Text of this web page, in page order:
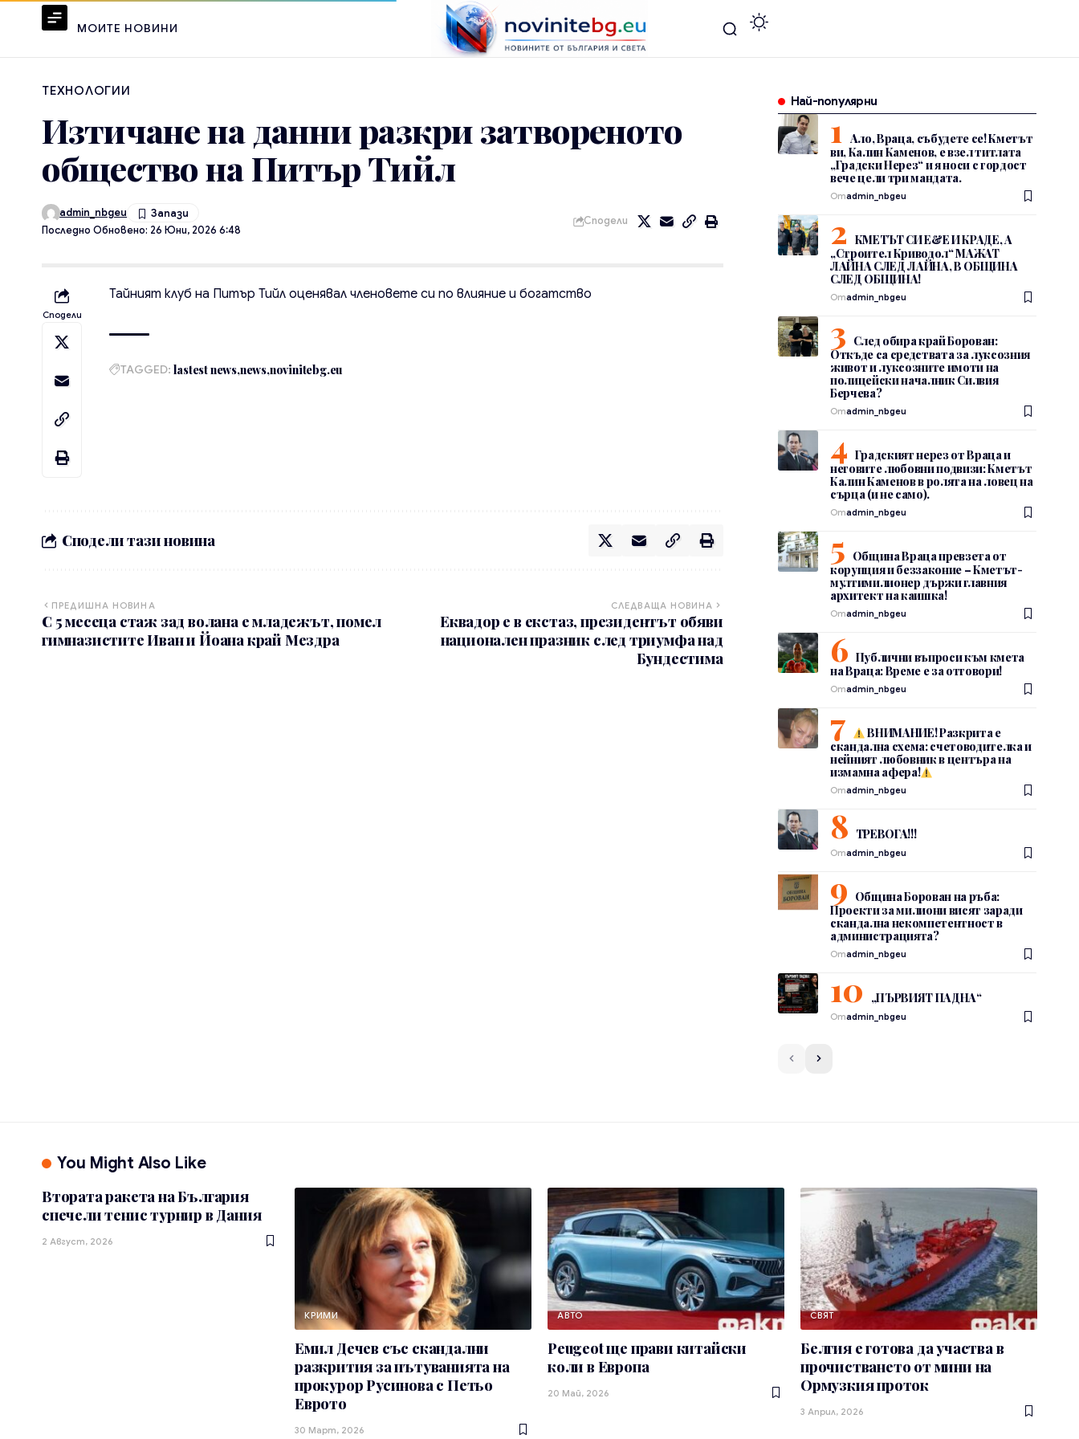
МОИТЕ НОВИНИ
ТЕХНОЛОГИИ
Изтичане на данни разкри затвореното
общество на Питър Тийл
Последно Обновено: 26 Юни, 2026 6:48
admin_nbgeu
Сподели
Сподели
Тайният клуб на Питър Тийл оценявал членовете си по влияние и богатство
TAGGED: lastest news news novinitebg.eu
Сподели тази новина
ПРЕДИШНА НОВИНА
С 5 месеца стаж зад волана е младежът, помел
гимназистите Иван и Йоана край Мездра
СЛЕДВАЩА НОВИНА
Еквадор е в екстаз, президентът обяви
национален празник след триумфа над
Бундестима
Най-популярни
Ало, Враца, събудете се! Кметът
ви, Калин Каменов, е взел титлата
„Градски Нерез“ и я носи с гордост
вече цели три мандата.
Отadmin_nbgeu
КМЕТЪТ СИ Е&Е И КРАДЕ, А
„Строител Криводол“ МАЖАТ
ЛАЙНА СЛЕД ЛАЙНА, В ОБЩИНА
СЛЕД ОБЩИНА!
Отadmin_nbgeu
След обира край Борован:
Откъде са средствата за луксозния
живот и луксозните имоти на
полицейски началник Силвия
Берчева?
Отadmin_nbgeu
Градският нерез от Враца и
неговите любовни подвизи: Кметът
Калин Каменов в ролята на ловец на
сърца (и не само).
Отadmin_nbgeu
Община Враца превзета от
корупция и беззаконие – Кметът-
мултимилионер държи главния
архитект на каишка!
Отadmin_nbgeu
Публични въпроси към кмета
на Враца: Време е за отговори!
Отadmin_nbgeu
ВНИМАНИЕ! Разкрита е
скандална схема: счетоводителка и
нейният любовник в центъра на
измамна афера!
Отadmin_nbgeu
ТРЕВОГА!!!
Отadmin_nbgeu
Община Борован на ръба:
Проекти за милиони висят заради
скандална некомпетентност в
администрацията?
Отadmin_nbgeu
„ПЪРВИЯТ ПАДНА“
Отadmin_nbgeu
You Might Also Like
Втората ракета на България
спечели тенис турнир в Дания
2 Август, 2026
КРИМИ
Емил Дечев със скандални
разкрития за пътуванията на
прокурор Русинова с Петьо
Еврото
30 Март, 2026
АВТО
Peugeot ще прави китайски
коли в Европа
20 Май, 2026
СВЯТ
Белгия е готова да участва в
прочистването от мини на
Ормузкия проток
3 Април, 2026